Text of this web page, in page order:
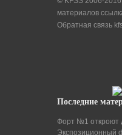
материалов
Обратная связь
Последние
Форт №1 откроют
Экспозиционный